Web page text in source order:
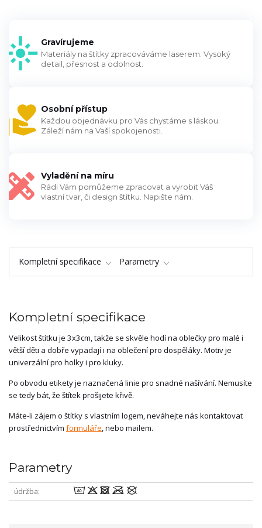
Gravírujeme
Materiály na štítky zpracováváme laserem. Vysoký
detail, přesnost a odolnost.
Osobní přístup
Každou objednávku pro Vás chystáme s láskou.
Záleží nám na Vaší spokojenosti.
Vyladění na míru
Rádi Vám pomůžeme zpracovat a vyrobit Váš
vlastní tvar, či design štítku. Napište nám.
Kompletní specifikace Parametry
Kompletní specifikace
Velikost štítku je 3x3cm, takže se skvěle hodí na oblečky pro malé i
větší děti a dobře vypadají i na oblečení pro dospěláky. Motiv je
univerzální pro holky i pro kluky.
Po obvodu etikety je naznačená linie pro snadné našívání. Nemusíte
se tedy bát, že štítek prošijete křivě.
Máte-li zájem o štítky s vlastním logem, neváhejte nás kontaktovat
prostřednictvím formuláře, nebo mailem.
Parametry
údržba wodmU